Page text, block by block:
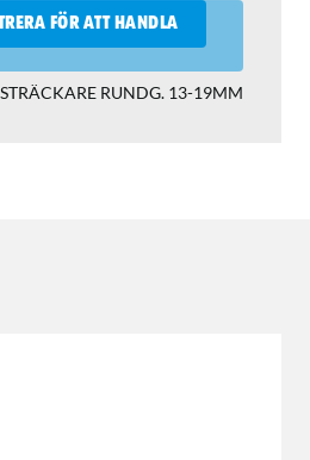
FÖR ATT HANDLA
LÄGG I VARUKORGEN
RUNDG. 13-19MM